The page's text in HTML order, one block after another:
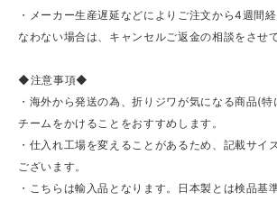
・メーカー生産遅延などによりご注文から4週間
なわない場合は、キャンセルご返金の相談をさせ
◆注意事項◆
・海外から発送の為、折りジワが気になる商品(
チームをかけることをおすすめします。
・仕入れ工場を変えることがあるため、記載サイ
ございます。
・こちらは輸入品となります。日本製とは検品基